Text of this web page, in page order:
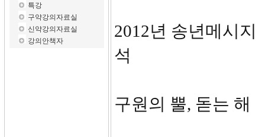
특강
구약강의자료실
신약강의자료실
강의안책자
2012년
석
구원의 뿔, 돋는 해